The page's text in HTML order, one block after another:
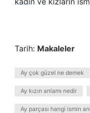
Tarih: Makaleler
Ay çok güzel ne demek
Ay kızın anlamı nedir
Ay parçası hangi ismin